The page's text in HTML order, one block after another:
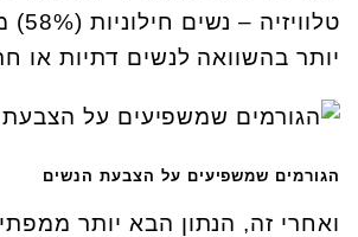
יותר בהשוואה לנשים דתיות או
הגורמים שמשפיעים על הצבעת הנשים
ואחרי זה, הנתון הבא יותר